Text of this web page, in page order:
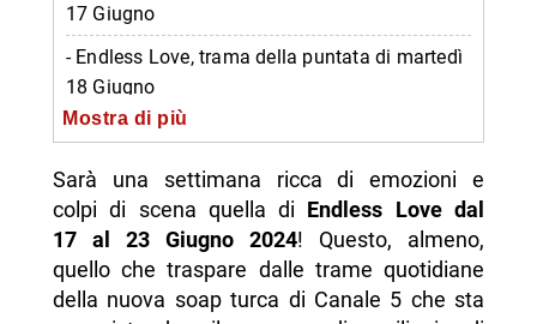
17 Giugno
- Endless Love, trama della puntata di martedì
18 Giugno
- Endless Love, trama della puntata di
- Endless Love, trama della puntata di giovedì
20 Giugno
- Endless Love, trama della puntata di venerdì
21 Giugno
Mostra di più
Sarà una settimana ricca di emozioni e
colpi di scena quella di Endless Love dal
17 al 23 Giugno 2024! Questo, almeno,
quello che traspare dalle trame quotidiane
della nuova soap turca di Canale 5 che sta